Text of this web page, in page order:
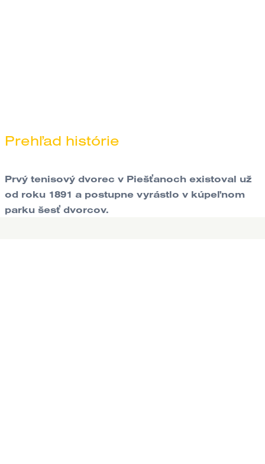
Prehľad histórie
Prvý tenisový dvorec v Piešťanoch existoval už
od roku 1891 a postupne vyrástlo v kúpeľnom
parku šesť dvorcov.